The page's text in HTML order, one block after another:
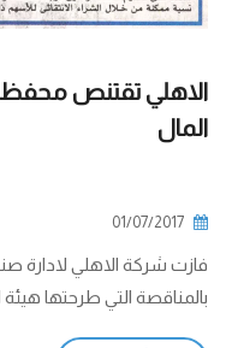
الاهلي تقتنص محفظة
المال
01/07/2017
فازت شركة الاهلي لادارة
بالمناقصة التي طرحتها هيئة